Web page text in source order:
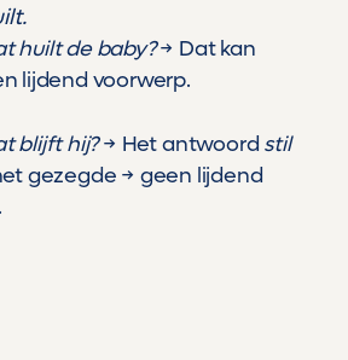
huilt de baby?→ Dat kan
lijdend voorwerp.
blijft hij?→ Het antwoord stil
gezegde → geen lijdend